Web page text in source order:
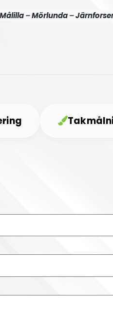
Målilla–Mörlunda–